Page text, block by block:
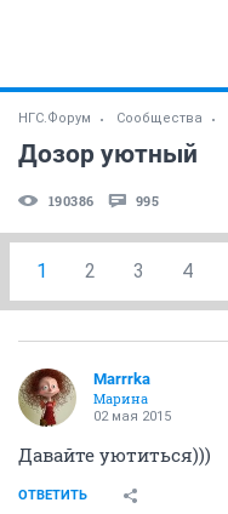
НГС.Форум Сообщества
Дозор уютный
190386 995
1 2 3 4
Marrrka
Марина
02 мая 2015
Давайте уютиться)))
ОТВЕТИТЬ